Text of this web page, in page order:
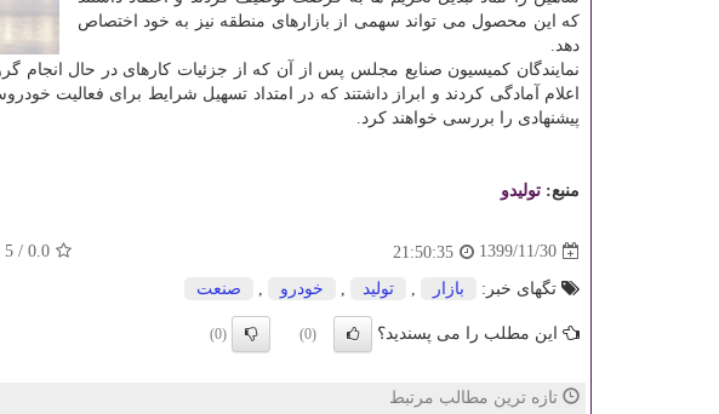
که این محصول می تواند سهمی از بازارهای منطقه نیز به خود اختصاص
دهد.
نمایندگان کمیسیون صنایع مجلس پس از آن که از جزئیات کارهای در حال انجام
اعلام آمادگی کردند و ابراز داشتند که در امتداد تسهیل شرایط برای فعالیت
پیشنهادی را بررسی خواهند کرد.
منبع: تولیدو
1399/11/30
21:50:35
0.0
/
5
تگهای خبر: بازار تولید خودرو صنعت
این مطلب را می پسندید؟ (0)
(0)
تازه ترین مطالب مرتبط